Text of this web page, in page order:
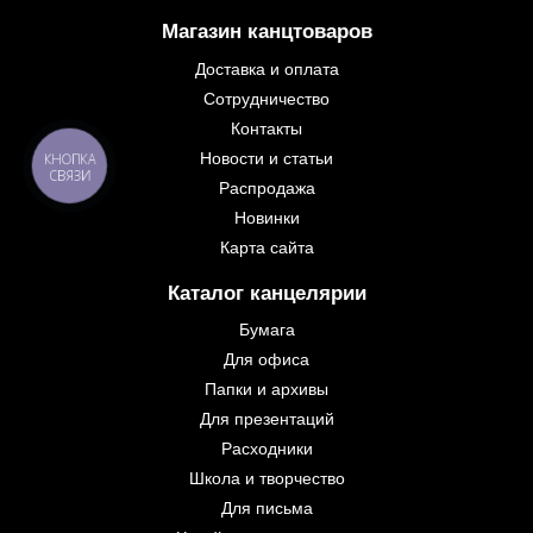
Магазин канцтоваров
Доставка и оплата
Сотрудничество
Контакты
Новости и статьи
Распродажа
Новинки
Карта сайта
Каталог канцелярии
Бумага
Для офиса
Папки и архивы
Для презентаций
Расходники
Школа и творчество
Для письма
КНОПКА
СВЯЗИ